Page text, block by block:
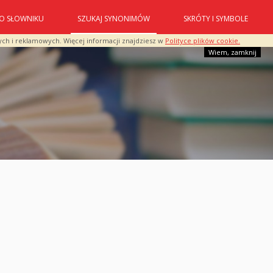
i reklamowych. Więcej informacji znajdziesz w Polityce plików cookie.
Wiem, zamknij
O SŁOWNIKU SZUKAJ SYNONIMÓW SKRÓTY I SYMBOLE